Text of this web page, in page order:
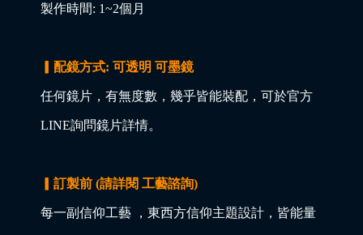
製作時間: 1~2個月
▎配鏡方式: 可透明 可墨鏡
任何鏡片，有無度數，幾乎皆能裝配，可於官方
LINE詢問鏡片詳情。
▎訂製前 (請詳閱 工藝諮詢)
每一副信仰工藝 ，東西方信仰主題設計，皆能量